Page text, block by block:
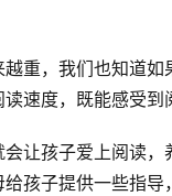
重，我们也知道
速度，既能感受到
让孩子爱上阅读
孩子提供一些指导